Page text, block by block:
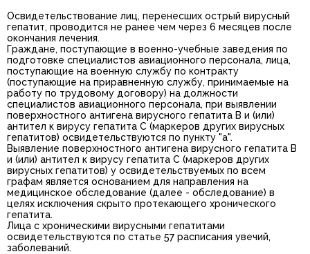
Освидетельствование лиц, перенесших острый вирусный
гепатит, проводится не ранее чем через 6 месяцев после
окончания лечения.
Граждане, поступающие в военно-учебные заведения по
подготовке специалистов авиационного персонала, лица,
поступающие на военную службу по контракту
(поступающие на приравненную службу, принимаемые на
работу по трудовому договору) на должности
специалистов авиационного персонала, при выявлении
поверхностного антигена вирусного гепатита В и (или)
антител к вирусу гепатита С (маркеров других вирусных
гепатитов) освидетельствуются по пункту "а".
Выявление поверхностного антигена вирусного гепатита В
и (или) антител к вирусу гепатита С (маркеров других
вирусных гепатитов) у освидетельствуемых по всем
графам является основанием для направления на
медицинское обследование (далее - обследование) в
целях исключения скрыто протекающего хронического
гепатита.
Лица с хроническими вирусными гепатитами
освидетельствуются по статье 57 расписания увечий,
заболеваний.